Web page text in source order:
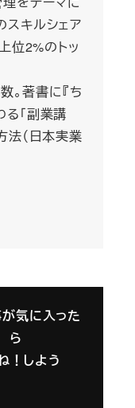
スキルシェア
位2%のトッ
。著書に『ち
「副業講
法（日本実業
気に入った
ら
！しよう